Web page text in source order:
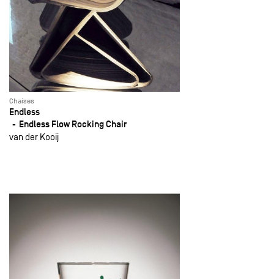
Chaises
Endless
Endless Flow Rocking Chair
van der Kooij